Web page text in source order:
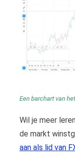
Een barchart van
Wil je meer
de markt
aan als lid van